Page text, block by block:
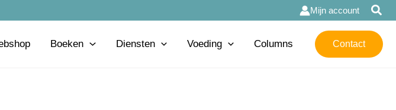
Mijn account
Boeken Diensten Voeding Columns Contact